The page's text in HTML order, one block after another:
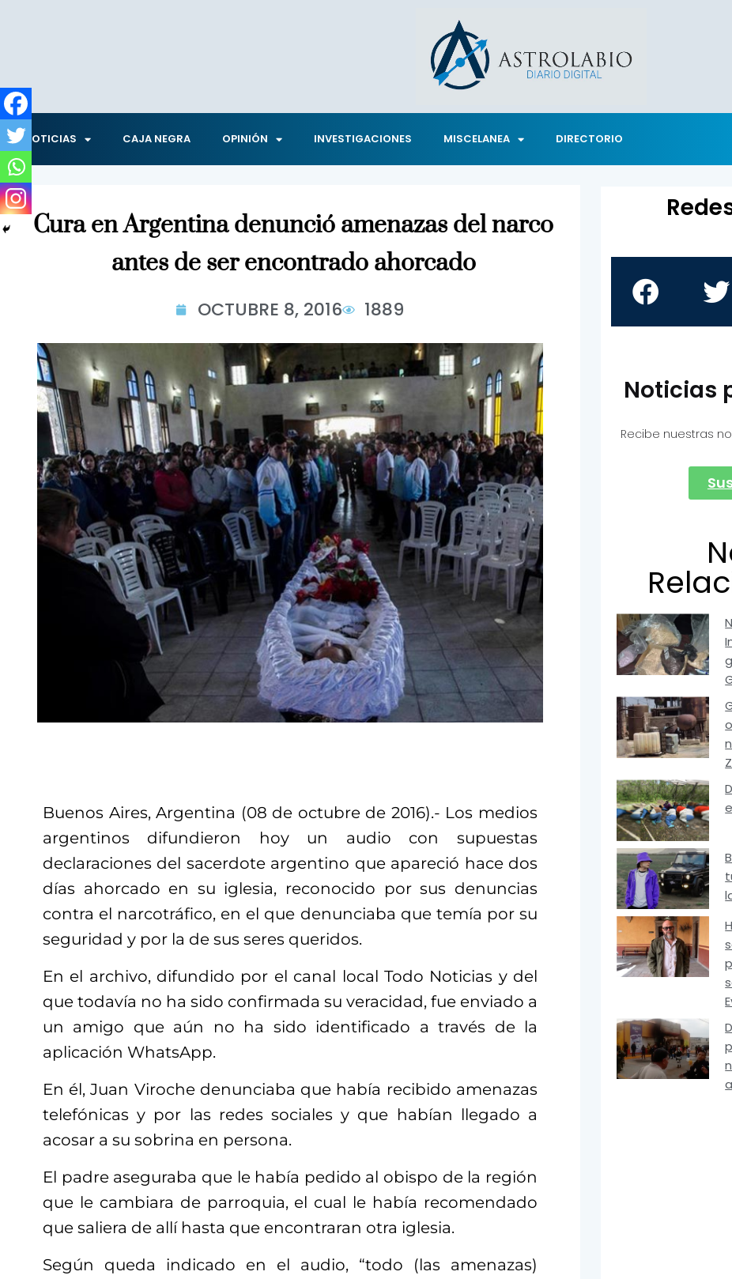
NOTICIAS CAJA NEGRA OPINIÓN INVESTIGACIONES MISCELANEA DIRECTORIO
Cura en Argentina denunció amenazas del narco
antes de ser encontrado ahorcado
OCTUBRE 8, 2016 1889
Buenos Aires, Argentina (08 de octubre de 2016).- Los medios
argentinos difundieron hoy un audio con supuestas
declaraciones del sacerdote argentino que apareció hace dos
días ahorcado en su iglesia, reconocido por sus denuncias
contra el narcotráfico, en el que denunciaba que temía por su
seguridad y por la de sus seres queridos.
En el archivo, difundido por el canal local Todo Noticias y del
que todavía no ha sido confirmada su veracidad, fue enviado a
un amigo que aún no ha sido identificado a través de la
aplicación WhatsApp.
En él, Juan Viroche denunciaba que había recibido amenazas
telefónicas y por las redes sociales y que habían llegado a
acosar a su sobrina en persona.
El padre aseguraba que le había pedido al obispo de la región
que le cambiara de parroquia, el cual le había recomendado
que saliera de allí hasta que encontraran otra iglesia.
Según queda indicado en el audio, “todo (las amenazas)
Noticias
Recibe nuestras